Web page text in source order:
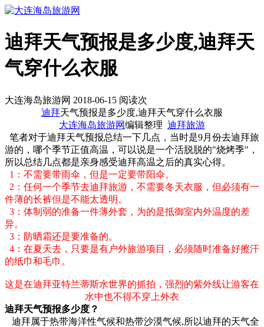
迪拜天气预报是多少度,迪拜天
气穿什么衣服
大连海岛旅游网 2018-06-15 阅读次
迪拜天气预报是多少度,迪拜天气穿什么衣服
大连海岛旅游网编辑整理 迪拜旅游
笔者对于迪拜天气预报总结一下几点，当时是9月份去迪拜旅
游的，哪个季节正值高温，可以说是一个活脱脱的"烧烤季"，
所以总结几点都是亲身感受迪拜高温之后的真实心得。
1：不需要带雨伞，但是一定要带阳伞。
2：任何一个季节去迪拜旅游，不需要冬天衣服，但必须有一
件薄的长裤但是不能太透明。
3：体制弱的准备一件薄外套，为的是抵御室内外温度的差
异。
3：防晒霜还是要准备的。
4：在夏天去，只要是有户外旅游项目，必须随时准备好擦汗
的纸巾和毛巾。
这是在迪拜亚特兰蒂斯水世界的抓拍，强烈的紫外线让游客在
水中也不得不穿上外衣
迪拜天气预报多少度？
迪拜属于热带海洋性气候和热带沙漠气候,所以迪拜的天气全